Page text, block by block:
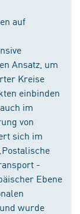
auf
Ansatz, um
Kreise
einbinden
im
von
sich im
-
Ebene
wurde